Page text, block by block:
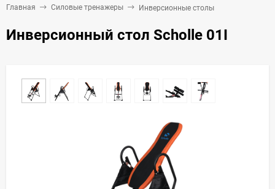
Главная Силовые тренажеры Инверсионные столы
Инверсионный стол Scholle 01I